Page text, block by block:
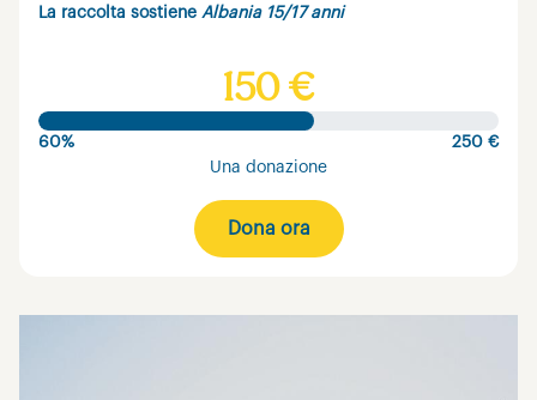
La raccolta sostiene Albania 15/17 anni
150 €
60%
250 €
Una donazione
Dona ora